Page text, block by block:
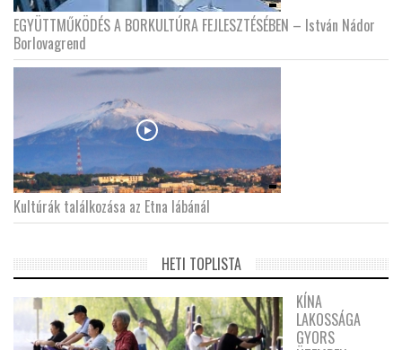
EGYÜTTMŰKÖDÉS A BORKULTÚRA FEJLESZTÉSÉBEN – István Nádor
Borlovagrend
Kultúrák találkozása az Etna lábánál
HETI TOPLISTA
KÍNA
LAKOSSÁGA
GYORS